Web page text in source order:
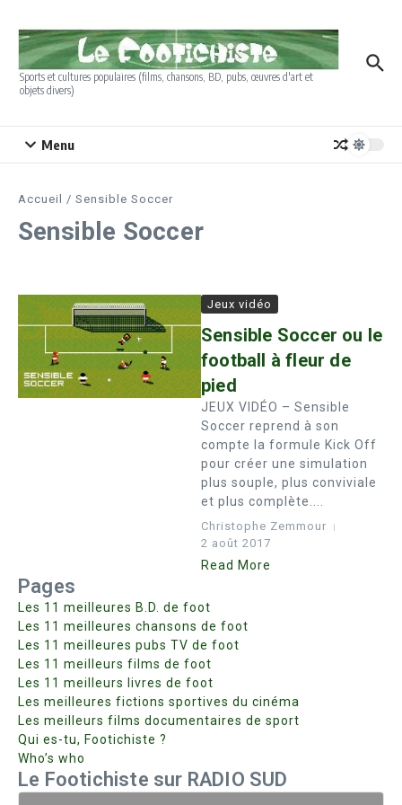
Sports et cultures populaires (films, chansons, BD, pubs, œuvres d'art et
objets divers)
Menu
Accueil / Sensible Soccer
Sensible Soccer
Jeux vidéo
Sensible Soccer ou le
football à fleur de
pied
JEUX VIDÉO – Sensible
Soccer reprend à son
compte la formule Kick Off
pour créer une simulation
plus souple, plus conviviale
et plus complète....
Christophe Zemmour
2 août 2017
Read More
Pages
Les 11 meilleures B.D. de foot
Les 11 meilleures chansons de foot
Les 11 meilleures pubs TV de foot
Les 11 meilleurs films de foot
Les 11 meilleurs livres de foot
Les meilleures fictions sportives du cinéma
Les meilleurs films documentaires de sport
Qui es-tu, Footichiste ?
Who’s who
Le Footichiste sur RADIO SUD